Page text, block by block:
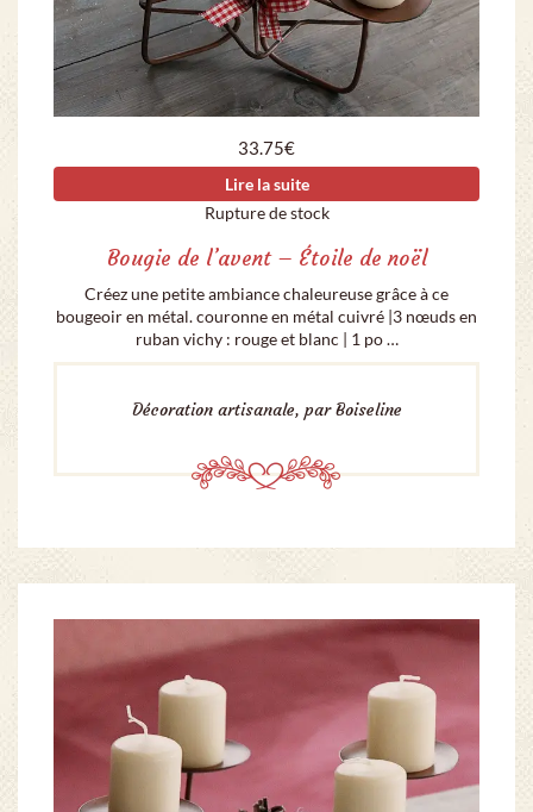
33.75€
Lire la suite
Rupture de stock
Bougie de l’avent – Étoile de noël
Créez une petite ambiance chaleureuse grâce à ce
bougeoir en métal. couronne en métal cuivré |3 nœuds en
ruban vichy : rouge et blanc | 1 po …
Décoration artisanale, par Boiseline